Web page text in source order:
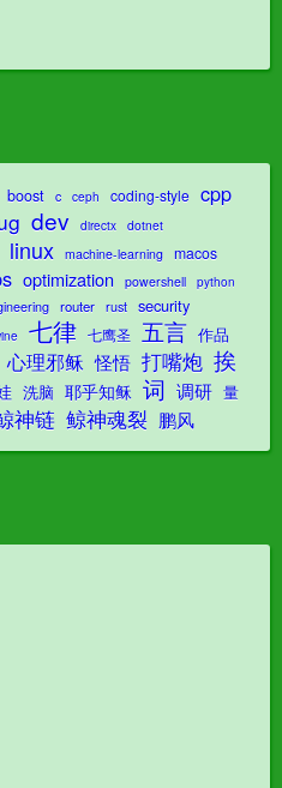
boost c ceph coding-style cpp
dev directx dotnet
linux machine-learning macos
optimization powershell
python
router rust security
七律 七鹰圣 五言 作品
心理邪稣 怪悟 打嘴炮 挨
洗脑 耶乎知稣 词 调研 量
神链 鲸神魂裂 鹏风